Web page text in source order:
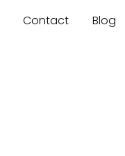
Contact Blog